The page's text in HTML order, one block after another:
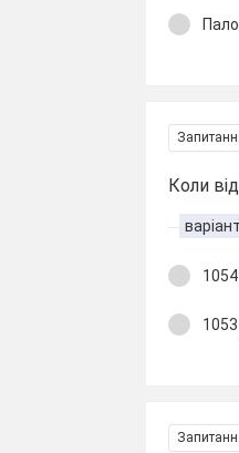
Коли
1054
1053